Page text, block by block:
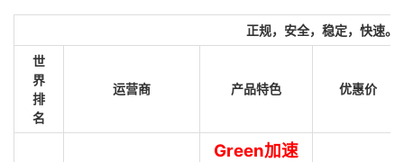
正规，安全，稳定，快速。
世
界
排
名
运营商 产品特色 优惠价
Green加速